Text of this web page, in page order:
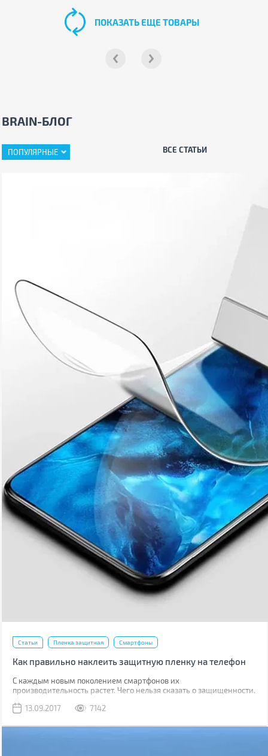
ПОКАЗАТЬ ЕЩЕ ТОВАРЫ
BRAIN-БЛОГ
ПОПУЛЯРНЫЕ ВСЕ СТАТЬИ
Статьи Пленка защитная Смартфоны
Как правильно наклеить защитную пленку на телефон
С каждым новым поколением смартфонов их
производительность растет. Чего нельзя сказать о защищенности.
водонепроницаемость, но все также уязвимы к механическим
13.09.2017 7142